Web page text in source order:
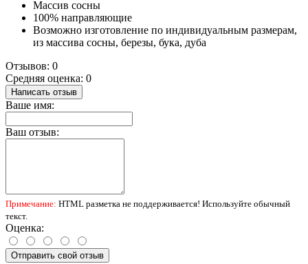
Массив сосны
100% направляющие
Возможно изготовление по индивидуальным размерам,
из массива сосны, березы, бука, дуба
Отзывов: 0
Средняя оценка: 0
Написать отзыв
Ваше имя:
Ваш отзыв:
Примечание: HTML разметка не поддерживается! Используйте обычный
текст.
Оценка:
Отправить свой отзыв